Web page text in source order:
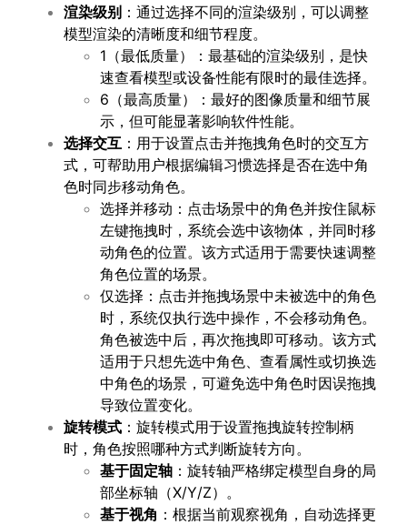
渲染级别 ：通过选择不同的渲染级别，可以调整
模型渲染的清晰度和细节程度。
1（最低质量）：最基础的渲染级别，是快
速查看模型或设备性能有限时的最佳选择。
6（最高质量）：最好的图像质量和细节展
示，但可能显著影响软件性能。
选择交互 ：用于设置点击并拖拽角色时的交互方
式，可帮助用户根据编辑习惯选择是否在选中角
色时同步移动角色。
选择并移动：点击场景中的角色并按住鼠标
左键拖拽时，系统会选中该物体，并同时移
动角色的位置。该方式适用于需要快速调整
角色位置的场景。
仅选择：点击并拖拽场景中未被选中的角色
时，系统仅执行选中操作，不会移动角色。
角色被选中后，再次拖拽即可移动。该方式
适用于只想先选中角色、查看属性或切换选
中角色的场景，可避免选中角色时因误拖拽
导致位置变化。
旋转模式 ：旋转模式用于设置拖拽旋转控制柄
时，角色按照哪种方式判断旋转方向。
基于固定轴 ：旋转轴严格绑定模型自身的局
部坐标轴（X/Y/Z）。
基于视角 ：根据当前观察视角，自动选择更